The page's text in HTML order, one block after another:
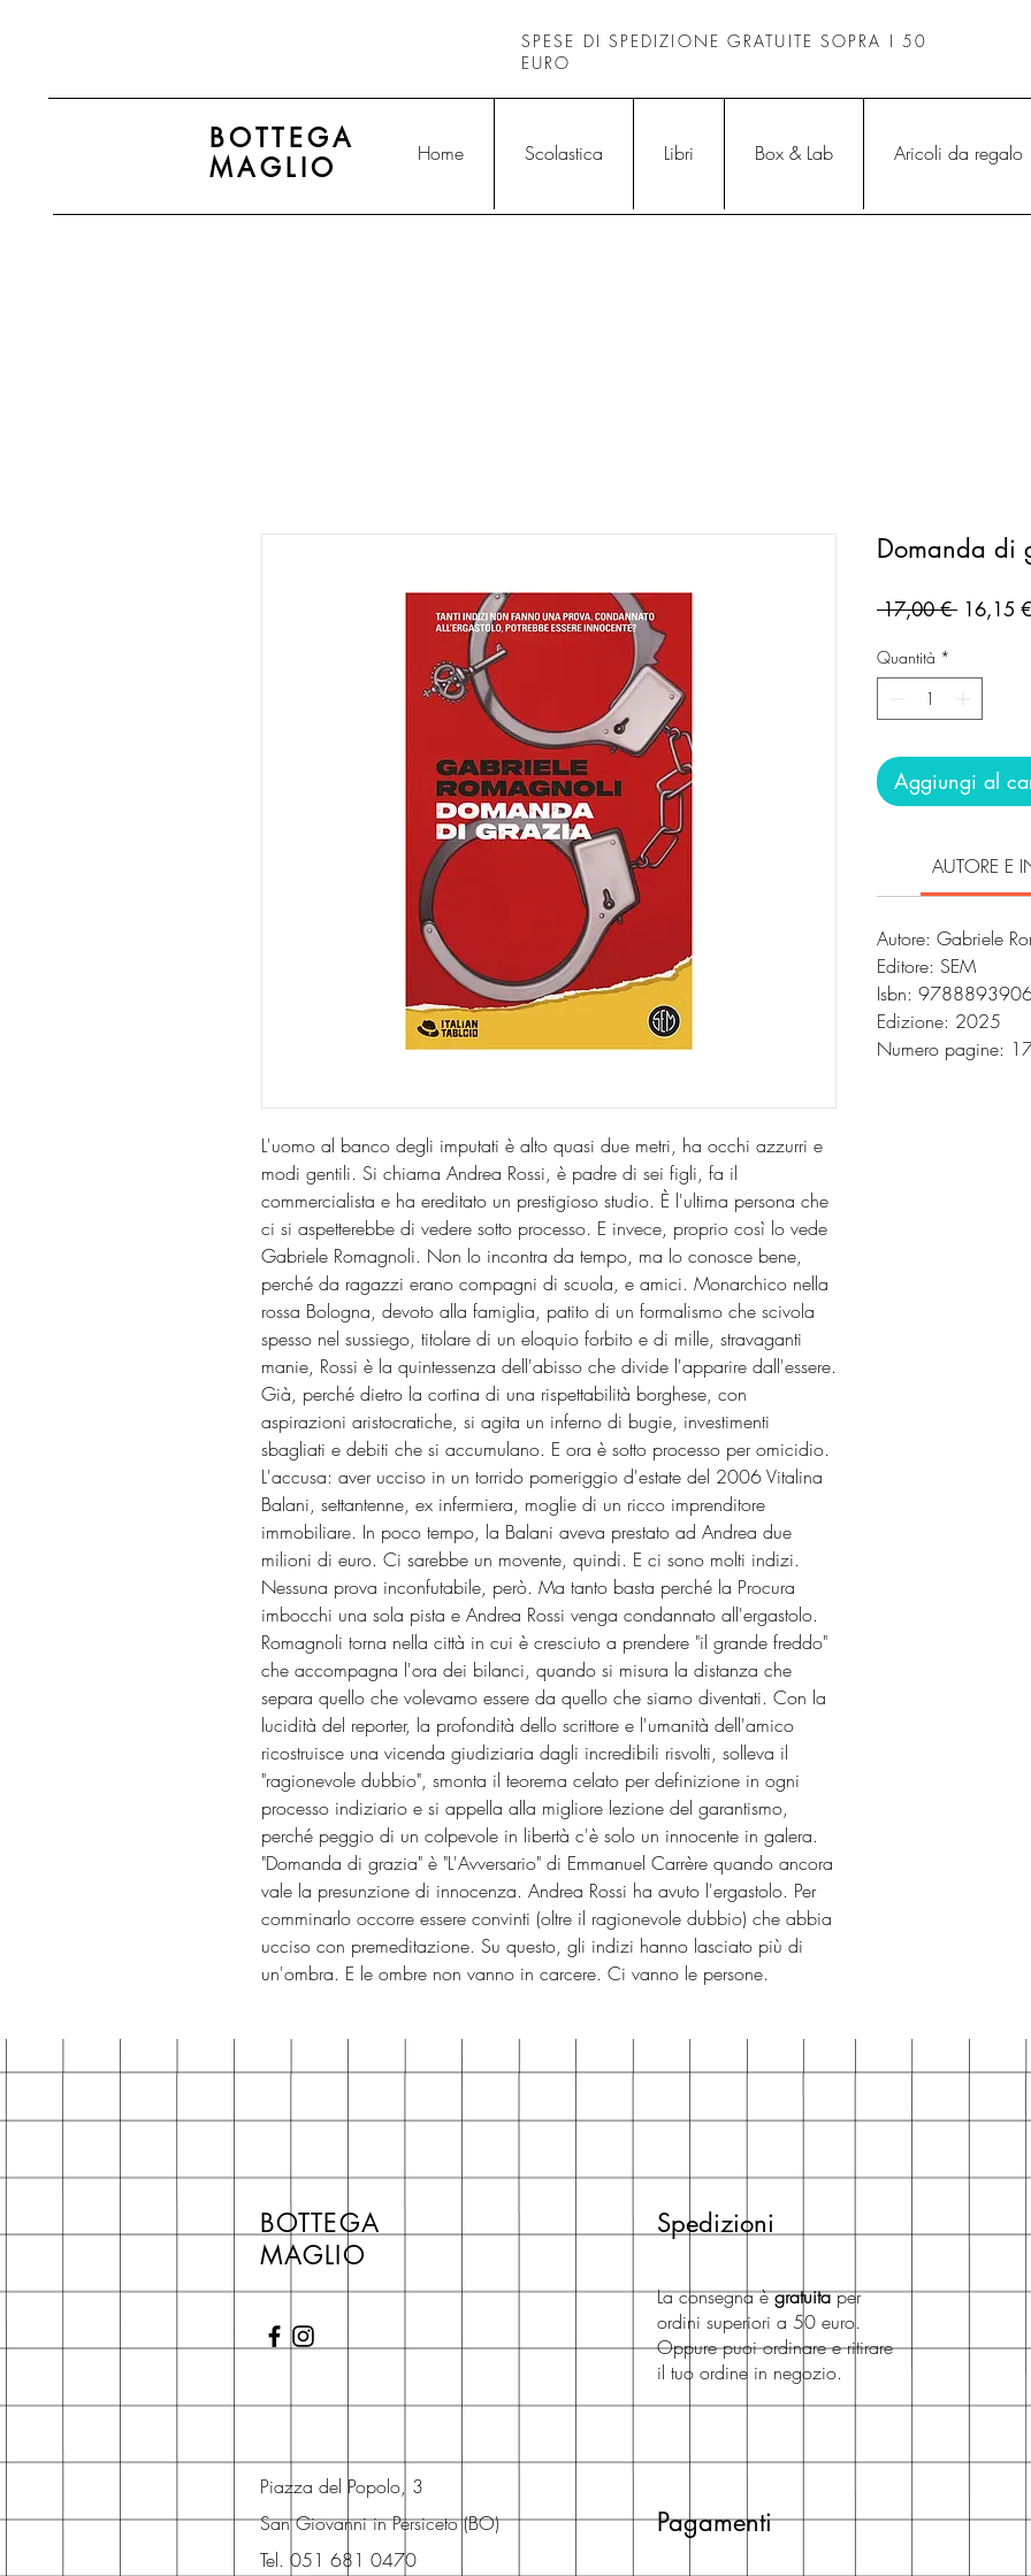
SPESE DI SPEDIZIONE GRATUITE SOPRA I 50
EURO
BOTTEGA
MAGLIO
Home Scolastica Libri Box & Lab Aricoli da regalo
L'uomo al banco degli imputati è alto quasi due metri, ha occhi azzurri e
modi gentili. Si chiama Andrea Rossi, è padre di sei figli, fa il
commercialista e ha ereditato un prestigioso studio. È l'ultima persona che
ci si aspetterebbe di vedere sotto processo. E invece, proprio così lo vede
Gabriele Romagnoli. Non lo incontra da tempo, ma lo conosce bene,
perché da ragazzi erano compagni di scuola, e amici. Monarchico nella
rossa Bologna, devoto alla famiglia, patito di un formalismo che scivola
spesso nel sussiego, titolare di un eloquio forbito e di mille, stravaganti
manie, Rossi è la quintessenza dell'abisso che divide l'apparire dall'essere.
Già, perché dietro la cortina di una rispettabilità borghese, con
aspirazioni aristocratiche, si agita un inferno di bugie, investimenti
sbagliati e debiti che si accumulano. E ora è sotto processo per omicidio.
L'accusa: aver ucciso in un torrido pomeriggio d'estate del 2006 Vitalina
Balani, settantenne, ex infermiera, moglie di un ricco imprenditore
immobiliare. In poco tempo, la Balani aveva prestato ad Andrea due
milioni di euro. Ci sarebbe un movente, quindi. E ci sono molti indizi.
Nessuna prova inconfutabile, però. Ma tanto basta perché la Procura
imbocchi una sola pista e Andrea Rossi venga condannato all'ergastolo.
Romagnoli torna nella città in cui è cresciuto a prendere "il grande freddo"
che accompagna l'ora dei bilanci, quando si misura la distanza che
separa quello che volevamo essere da quello che siamo diventati. Con la
lucidità del reporter, la profondità dello scrittore e l'umanità dell'amico
ricostruisce una vicenda giudiziaria dagli incredibili risvolti, solleva il
"ragionevole dubbio", smonta il teorema celato per definizione in ogni
processo indiziario e si appella alla migliore lezione del garantismo,
perché peggio di un colpevole in libertà c'è solo un innocente in galera.
"Domanda di grazia" è "L'Avversario" di Emmanuel Carrère quando ancora
vale la presunzione di innocenza. Andrea Rossi ha avuto l'ergastolo. Per
comminarlo occorre essere convinti (oltre il ragionevole dubbio) che abbia
ucciso con premeditazione. Su questo, gli indizi hanno lasciato più di
un'ombra. E le ombre non vanno in carcere. Ci vanno le persone.
Domanda di
17,00 € Prezzo
16,15 €
Quantità *
Aggiungi al
AUTORE E
Autore: Gabriele
Editore: SEM
Isbn:
Edizione: 2025
Numero pagine:
BOTTEGA
MAGLIO
Piazza del Popolo, 3
San Giovanni in Persiceto (BO)
Tel. 051 681 0470
Spedizioni
La consegna ègratuitaper
ordini superiori a 50 euro.
Oppure puoi ordinare e ritirare
il tuo ordine in negozio.
Pagamenti